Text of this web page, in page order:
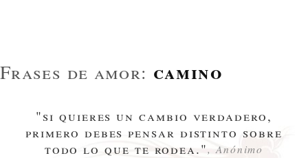
Frases de amor: camino
"si quieres un cambio verdadero,
primero debes pensar distinto sobre
todo lo que te rodea.", Anónimo